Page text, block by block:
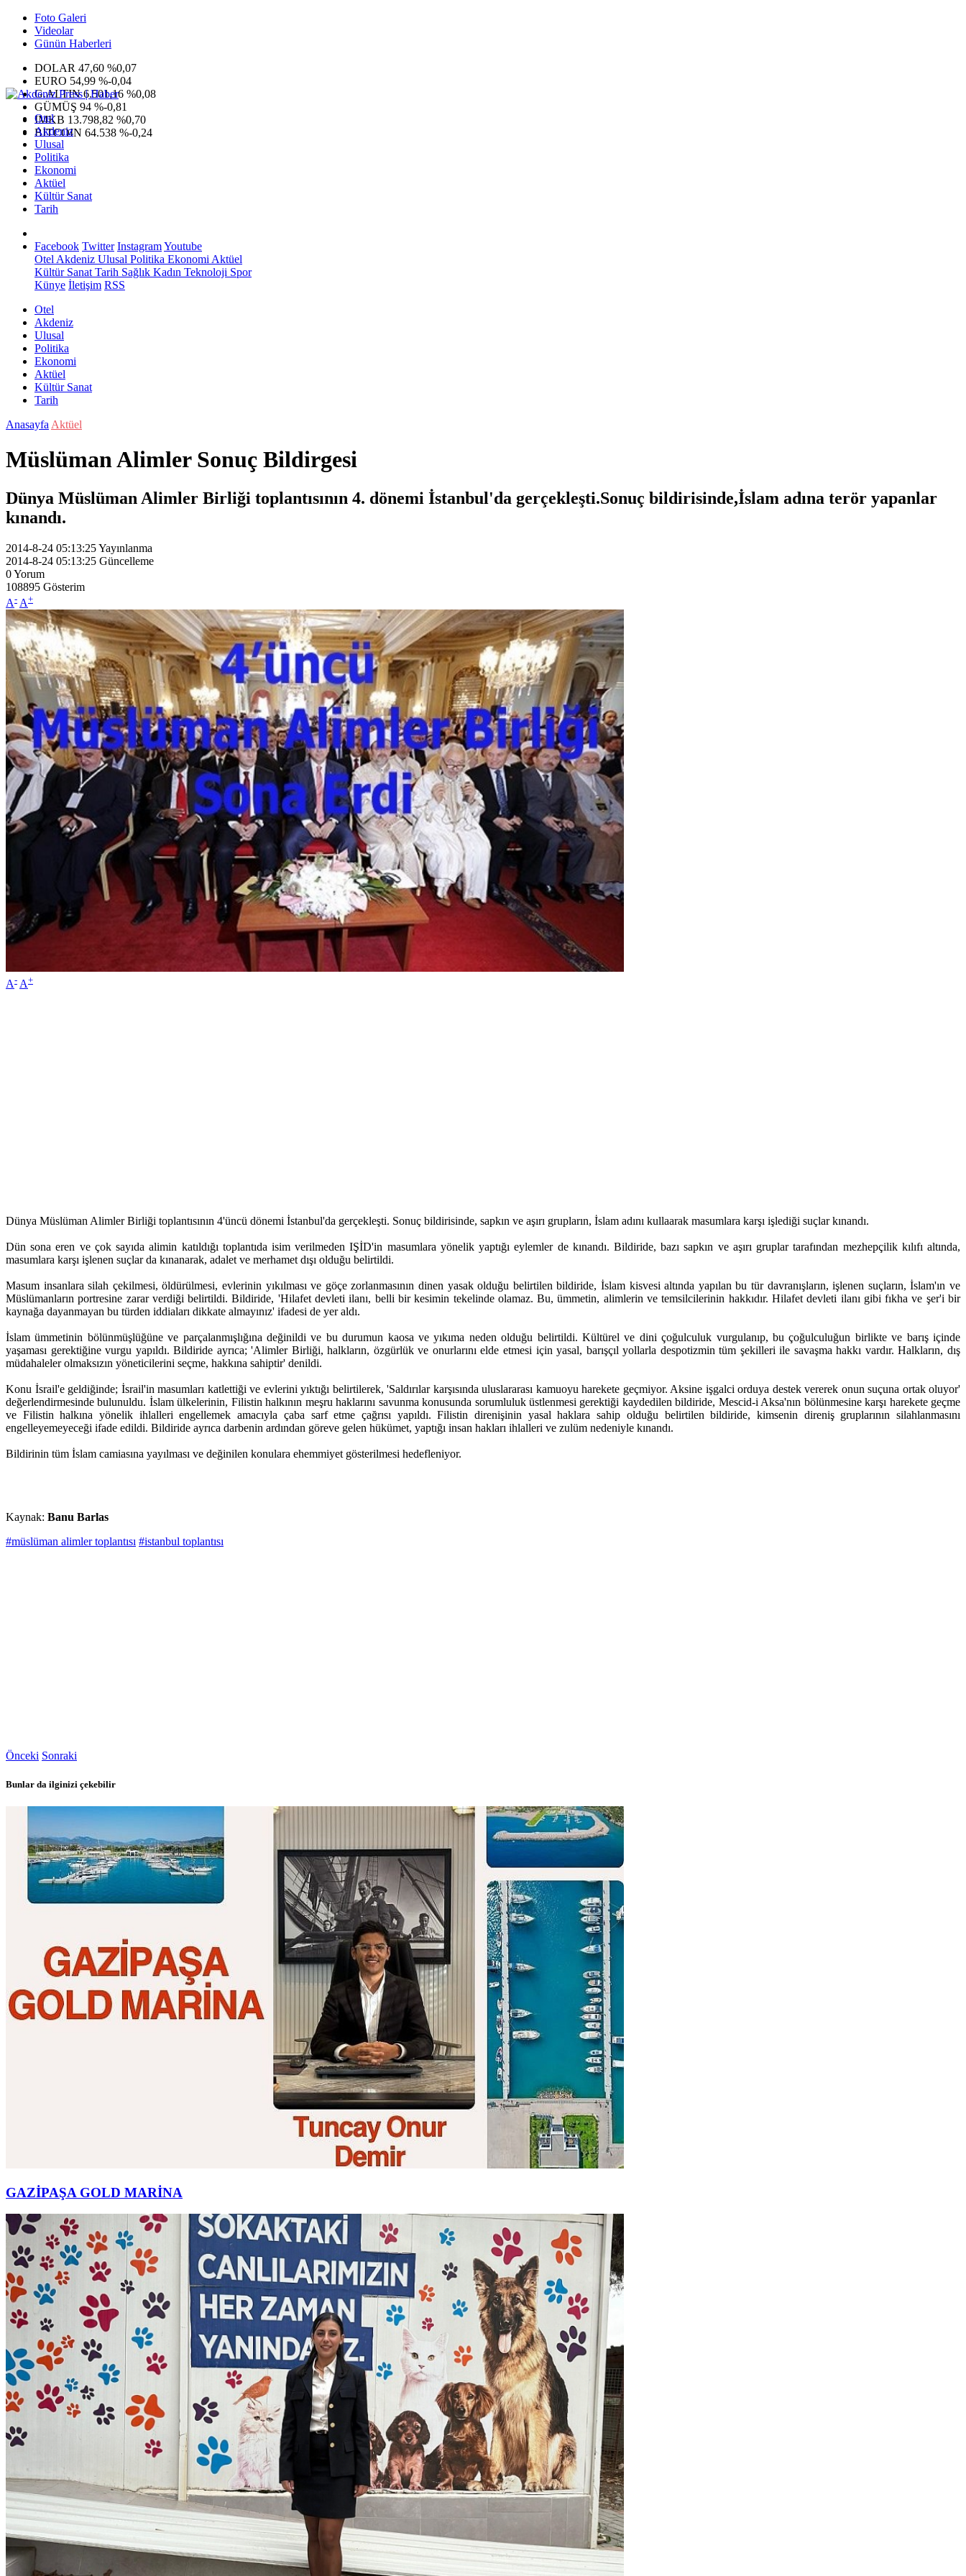
Foto Galeri
Videolar
Günün Haberleri
DOLAR 47,60 %0,07
EURO 54,99 %-0,04
G.ALTIN6.501,16 %0,08
GÜMÜŞ 94 %-0,81
IMKB 13.798,82 %0,70
BITCOIN 64.538 %-0,24
Otel
Akdeniz
Ulusal
Politika
Ekonomi
Aktüel
Kültür Sanat
Tarih
Facebook Twitter InstagramYoutube
Otel Akdeniz Ulusal Politika Ekonomi Aktüel
Kültür Sanat Tarih Sağlık Kadın Teknoloji Spor
Künye İletişim RSS
Otel
Akdeniz
Ulusal
Politika
Ekonomi
Aktüel
Kültür Sanat
Tarih
Anasayfa Aktüel
Müslüman Alimler Sonuç Bildirgesi
Dünya Müslüman Alimler Birliği toplantısının 4. dönemi İstanbul'da gerçekleşti.Sonuç bildirisinde,İslam adına terör yapanlar
kınandı.
2014-8-24 05:13:25Yayınlanma
2014-8-24 05:13:25 Güncelleme
0Yorum
108895 Gösterim
A- A+
A- A+
Dünya Müslüman Alimler Birliği toplantısının 4'üncü dönemi İstanbul'da gerçekleşti. Sonuç bildirisinde, sapkın ve aşırı grupların, İslam adını kullaarak masumlara karşı işlediği suçlar kınandı.
Dün sona eren ve çok sayıda alimin katıldığı toplantıda isim verilmeden IŞİD'in masumlara yönelik yaptığı eylemler de kınandı. Bildiride, bazı sapkın ve aşırı gruplar tarafından mezhepçilik kılıfı altında,
masumlara karşı işlenen suçlar da kınanarak, adalet ve merhamet dışı olduğu belirtildi.
Masum insanlara silah çekilmesi, öldürülmesi, evlerinin yıkılması ve göçe zorlanmasının dinen yasak olduğu belirtilen bildiride, İslam kisvesi altında yapılan bu tür davranışların, işlenen suçların, İslam'ın ve
Müslümanların portresine zarar verdiği belirtildi. Bildiride, 'Hilafet devleti ilanı, belli bir kesimin tekelinde olamaz. Bu, ümmetin, alimlerin ve temsilcilerinin hakkıdır. Hilafet devleti ilanı gibi fıkha ve şer'i bir
kaynağa dayanmayan bu türden iddiaları dikkate almayınız' ifadesi de yer aldı.
İslam ümmetinin bölünmüşlüğüne ve parçalanmışlığına değinildi ve bu durumun kaosa ve yıkıma neden olduğu belirtildi. Kültürel ve dini çoğulculuk vurgulanıp, bu çoğulculuğun birlikte ve barış içinde
yaşaması gerektiğine vurgu yapıldı. Bildiride ayrıca; 'Alimler Birliği, halkların, özgürlük ve onurlarını elde etmesi için yasal, barışçıl yollarla despotizmin tüm şekilleri ile savaşma hakkı vardır. Halkların, dış
müdahaleler olmaksızın yöneticilerini seçme, hakkına sahiptir' denildi.
Konu İsrail'e geldiğinde; İsrail'in masumları katlettiği ve evlerini yıktığı belirtilerek, 'Saldırılar karşısında uluslararası kamuoyu harekete geçmiyor. Aksine işgalci orduya destek vererek onun suçuna ortak oluyor'
değerlendirmesinde bulunuldu. İslam ülkelerinin, Filistin halkının meşru haklarını savunma konusunda sorumluluk üstlenmesi gerektiği kaydedilen bildiride, Mescid-i Aksa'nın bölünmesine karşı harekete geçme
ve Filistin halkına yönelik ihlalleri engellemek amacıyla çaba sarf etme çağrısı yapıldı. Filistin direnişinin yasal haklara sahip olduğu belirtilen bildiride, kimsenin direniş gruplarının silahlanmasını
engelleyemeyeceği ifade edildi. Bildiride ayrıca darbenin ardından göreve gelen hükümet, yaptığı insan hakları ihlalleri ve zulüm nedeniyle kınandı.
Bildirinin tüm İslam camiasına yayılması ve değinilen konulara ehemmiyet gösterilmesi hedefleniyor.
Kaynak: Banu Barlas
#müslüman alimler toplantısı #istanbul toplantısı
Önceki Sonraki
Bunlar da ilginizi çekebilir
GAZİPAŞA GOLD MARİNA